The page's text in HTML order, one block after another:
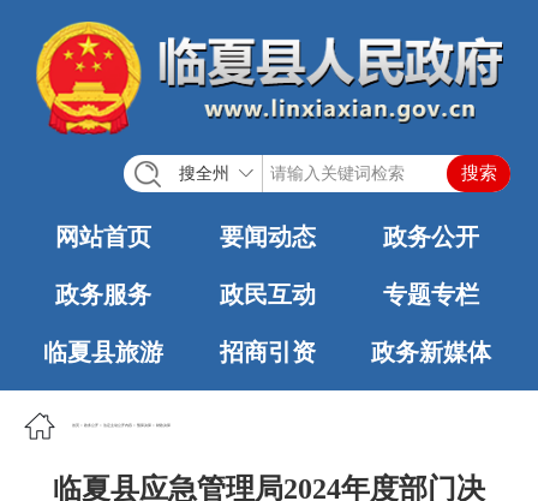
搜全州
网站首页 要闻动态 政务公开
政务服务 政民互动 专题专栏
临夏县旅游 招商引资 政务新媒体
首页 政务公开 法定主动公开内容 预算决算 财政决算
临夏县应急管理局2024年度部门决